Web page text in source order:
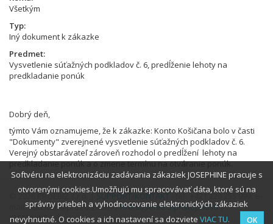
Všetkým
Typ
Iný dokument k zákazke
Predmet
Vysvetlenie súťažných podkladov č. 6, predĺženie lehoty na
predkladanie ponúk
Dobrý deň,
týmto Vám oznamujeme, že k zákazke: Konto Košičana bolo v časti
"Dokumenty" zverejnené vysvetlenie súťažných podkladov č. 6.
Verejný obstarávateľ zároveň rozhodol o predĺžení lehoty na
predkladanie ponúk a o zmene termínu na otváranie ponúk.
© 2026 PROEBIZ s.r.o. |SUPPORT/KONTAKT - tel.: +421 220 255 999, e-
mail: houston@proebiz.com |Prehlásenie o prístupnosti|
JOSEPHINE 2.3
Softvéru na elektronizáciu zadávania zákaziek JOSEPHINE pracuje s
otvorenými cookies.Umožňujú mu spracovávať dáta, ktoré sú na
správny priebeh a vyhodnocovanie elektronických zákaziek
nevyhnutné. O cookies a ich nastavení sa dozviete VIAC TU. OK